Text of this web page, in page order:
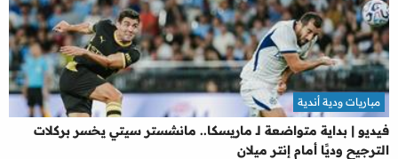
فيديو | بداية متواضعة لـ ماريسكا.. مانشستر سيتي يخسر بركلات
الترجيح وديًا أمام إنتر ميلان
مباريات ودية أندية